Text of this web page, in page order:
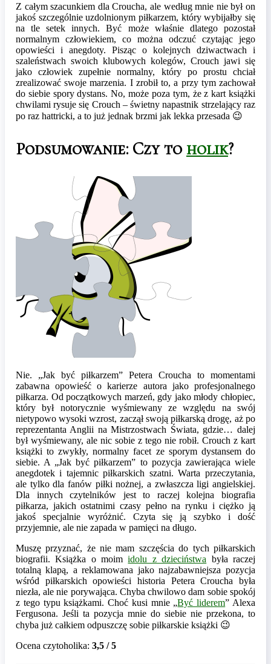
Z całym szacunkiem dla Croucha, ale według mnie nie był on
jakoś szczególnie uzdolnionym piłkarzem, który wybijałby się
na tle setek innych. Być może właśnie dlatego pozostał
normalnym człowiekiem, co można odczuć czytając jego
opowieści i anegdoty. Pisząc o kolejnych dziwactwach i
szaleństwach swoich klubowych kolegów, Crouch jawi się
jako człowiek zupełnie normalny, który po prostu chciał
zrealizować swoje marzenia. I zrobił to, a przy tym zachował
do siebie spory dystans. No, może poza tym, że z kart książki
chwilami rysuje się Crouch – świetny napastnik strzelający raz
po raz hattricki, a to już jednak brzmi jak lekka przesada 😉
Podsumowanie: Czy toholik?
Nie. „Jak być piłkarzem” Petera Croucha to momentami
zabawna opowieść o karierze autora jako profesjonalnego
piłkarza. Od początkowych marzeń, gdy jako młody chłopiec,
który był notorycznie wyśmiewany ze względu na swój
nietypowo wysoki wzrost, zaczął swoją piłkarską drogę, aż po
reprezentanta Anglii na Mistrzostwach Świata, gdzie… dalej
był wyśmiewany, ale nic sobie z tego nie robił. Crouch z kart
książki to zwykły, normalny facet ze sporym dystansem do
siebie. A „Jak być piłkarzem” to pozycja zawierająca wiele
anegdotek i tajemnic piłkarskich szatni. Warta przeczytania,
ale tylko dla fanów piłki nożnej, a zwłaszcza ligi angielskiej.
Dla innych czytelników jest to raczej kolejna biografia
piłkarza, jakich ostatnimi czasy pełno na rynku i ciężko ją
jakoś specjalnie wyróżnić. Czyta się ją szybko i dość
przyjemnie, ale nie zapada w pamięci na długo.
Muszę przyznać, że nie mam szczęścia do tych piłkarskich
biografii. Książka o moimidolu z dzieciństwa była raczej
totalną klapą, a reklamowana jako najzabawniejsza pozycja
wśród piłkarskich opowieści historia Petera Croucha była
niezła, ale nie porywająca. Chyba chwilowo dam sobie spokój
z tego typu książkami. Choć kusi mnie „Być liderem” Alexa
Fergusona. Jeśli ta pozycja mnie do siebie nie przekona, to
chyba już całkiem odpuszczę sobie piłkarskie książki 😉
Ocena czytoholika: 3,5 / 5